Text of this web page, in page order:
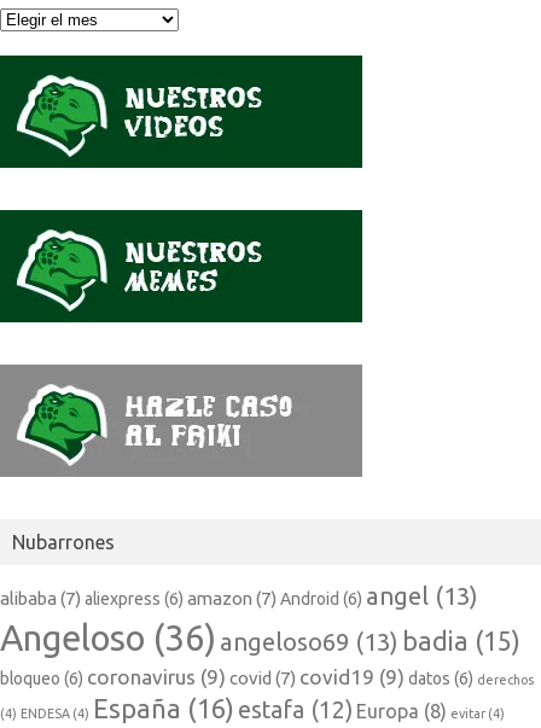
Lo
Nubarrones
alibaba (7) aliexpress (6) amazon (7) Android (6) angel (13)
Angeloso (36) angeloso69 (13) badia (15)
bloqueo (6) coronavirus (9) covid (7) covid19 (9) datos (6) derechos
(4) ENDESA (4) España (16) estafa (12) Europa (8) evitar (4)